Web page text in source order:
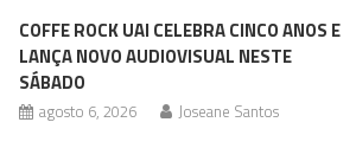
COFFE ROCK UAI CELEBRA CINCO ANOS E
LANÇA NOVO AUDIOVISUAL NESTE
SÁBADO
agosto 6, 2026 Joseane Santos